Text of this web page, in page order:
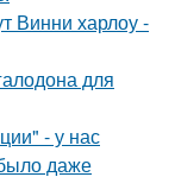
Винни харлоу -
для
- у нас
даже